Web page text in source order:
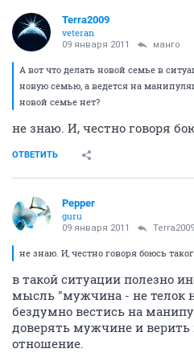
Terra2009
veteran
09 января 2011 манго
А вот что делать новой семье в
новую семью, а ведется на
новой семье нет?
не знаю. И, честно говоря
ОТВЕТИТЬ
Pepper
guru
09 января 2011 Terra2009
не знаю. И, честно говоря боюсь
в такой ситуации полезно
мысль "мужчина - не телок
бездумно вестись на
доверять мужчине и верить
отношение.